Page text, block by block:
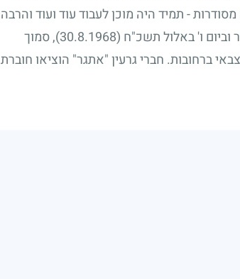
- תמיד היה מוכן לעבוד עוד ועוד והרבה
ו' באלול תשכ"ח (30.8.1968)
, סמוך
ברחובות. חברי גרעין "אתגר" הוציאו חוברת